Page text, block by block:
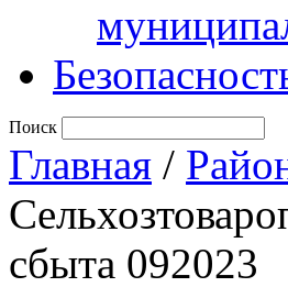
Поиск
Главная /
сбыта 092023